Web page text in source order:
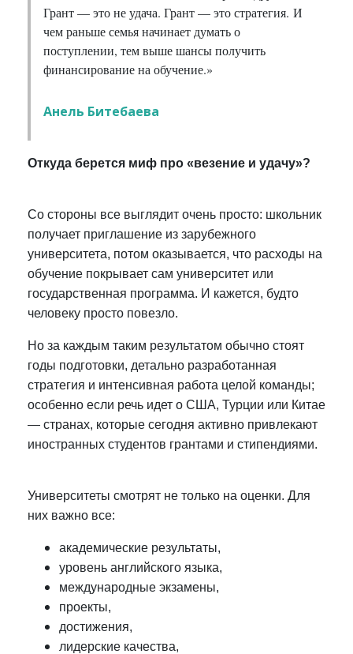
Грант — это не удача. Грант — это стратегия. И
чем раньше семья начинает думать о
поступлении, тем выше шансы получить
финансирование на обучение.»
Анель Битебаева
Откуда берется миф про «везение и удачу»?
Со стороны все выглядит очень просто: школьник
получает приглашение из зарубежного
университета, потом оказывается, что расходы на
обучение покрывает сам университет или
государственная программа. И кажется, будто
человеку просто повезло.
Но за каждым таким результатом обычно стоят
годы подготовки, детально разработанная
стратегия и интенсивная работа целой команды;
особенно если речь идет о США, Турции или Китае
— странах, которые сегодня активно привлекают
иностранных студентов грантами и стипендиями.
Университеты смотрят не только на оценки. Для
них важно все:
академические результаты,
уровень английского языка,
международные экзамены,
проекты,
достижения,
лидерские качества,